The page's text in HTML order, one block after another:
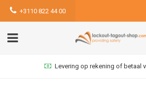
+3110 822 44 00
Levering op rekening of betaal